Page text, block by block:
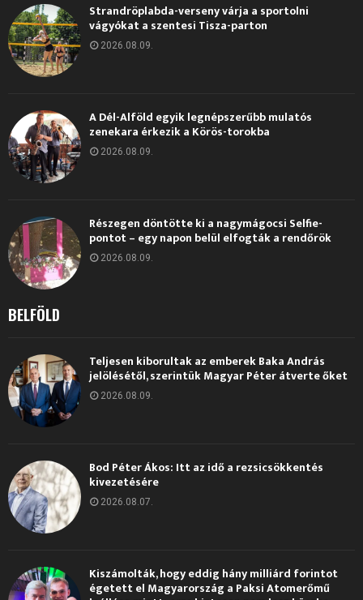
Strandröplabda-verseny várja a sportolni
vágyókat a szentesi Tisza-parton
2026.08.09.
A Dél-Alföld egyik legnépszerűbb mulatós
zenekara érkezik a Körös-torokba
2026.08.09.
Részegen döntötte ki a nagymágocsi Selfie-
pontot – egy napon belül elfogták a rendőrök
2026.08.09.
BELFÖLD
Teljesen kiborultak az emberek Baka András
jelölésétől, szerintük Magyar Péter átverte őket
2026.08.09.
Bod Péter Ákos: Itt az idő a rezsicsökkentés
kivezetésére
2026.08.07.
Kiszámolták, hogy eddig hány milliárd forintot
égetett el Magyarország a Paksi Atomerőmű